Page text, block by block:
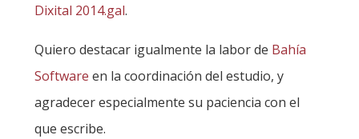
Dixital 2014.gal.
Quiero destacar igualmente la labor de Bahía
Software en la coordinación del estudio, y
agradecer especialmente su paciencia con el
que escribe.